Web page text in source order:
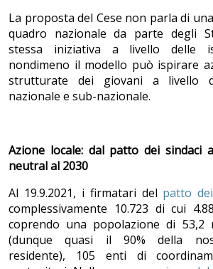
La proposta del Cese non parla di
quadro nazionale da parte degli
stessa iniziativa a livello delle
nondimeno il modello può ispirare
strutturate dei giovani a livello
nazionale e sub-nazionale.
Azione locale: dal patto dei sindaci
neutral al 2030
Al 19.9.2021, i firmatari del patto
complessivamente 10.723 di cui
coprendo una popolazione di 53,2
(dunque quasi il 90% della
residente), 105 enti di